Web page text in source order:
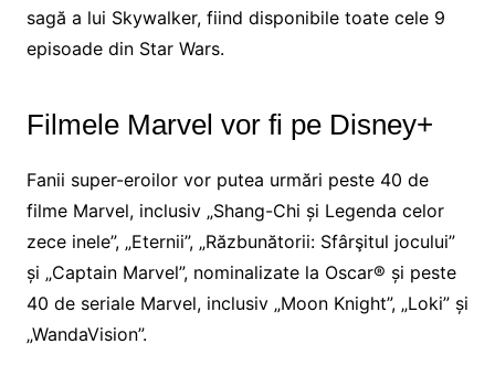
sagă a lui Skywalker, fiind disponibile toate cele 9
episoade din Star Wars.
Filmele Marvel vor fi pe Disney+
Fanii super-eroilor vor putea urmări peste 40 de
filme Marvel, inclusiv „Shang-Chi și Legenda celor
zece inele”, „Eternii”, „Răzbunătorii: Sfârşitul jocului”
și „Captain Marvel”, nominalizate la Oscar® și peste
40 de seriale Marvel, inclusiv „Moon Knight”, „Loki” și
„WandaVision”.